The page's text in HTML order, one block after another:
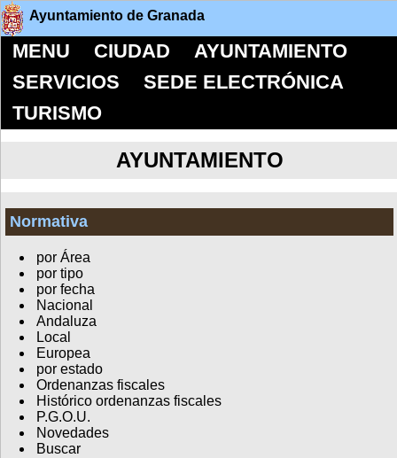
Ayuntamiento de Granada
MENU CIUDAD
AYUNTAMIENTO
SERVICIOS
SEDE ELECTRÓNICA
TURISMO
AYUNTAMIENTO
Normativa
por Área
por tipo
por fecha
Nacional
Andaluza
Local
Europea
por estado
Ordenanzas fiscales
Histórico ordenanzas fiscales
P.G.O.U.
Novedades
Buscar